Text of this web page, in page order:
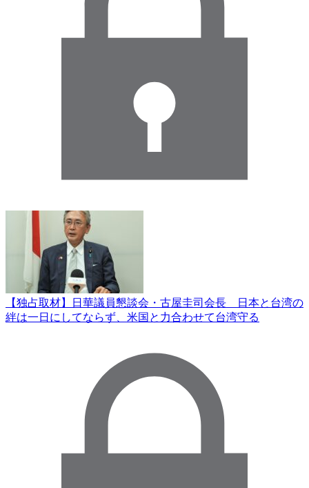
【独占取材】日華議員懇談会・古屋圭司会長 日本と台湾の
絆は一日にしてならず、米国と力合わせて台湾守る